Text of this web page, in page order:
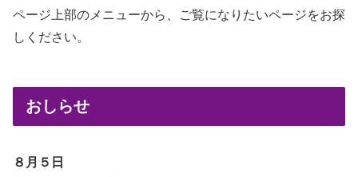
ページ上部のメニューから、ご覧になりたいページをお探
しください。
おしらせ
８月５日